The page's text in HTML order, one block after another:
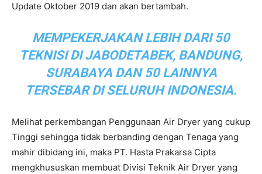
Update Oktober 2019 dan akan bertambah.
MEMPEKERJAKAN LEBIH DARI 50
TEKNISI DI JABODETABEK, BANDUNG,
SURABAYA DAN 50 LAINNYA
TERSEBAR DI SELURUH INDONESIA.
Melihat perkembangan Penggunaan Air Dryer yang cukup
Tinggi sehingga tidak berbanding dengan Tenaga yang
mahir dibidang ini, maka PT. Hasta Prakarsa Cipta
mengkhususkan membuat Divisi Teknik Air Dryer yang